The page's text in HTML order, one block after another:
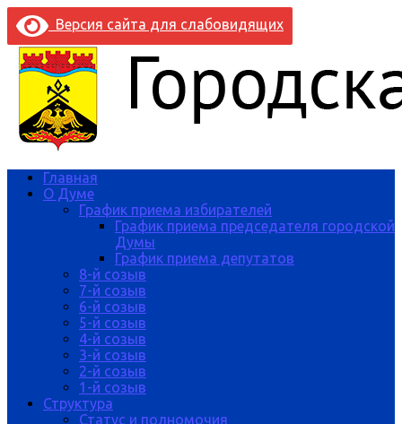
Версия сайта для слабовидящих
Главная
О Думе
График приема избирателей
График приема председателя городской
Думы
График приема депутатов
8-й созыв
7-й созыв
6-й созыв
5-й созыв
4-й созыв
3-й созыв
2-й созыв
1-й созыв
Структура
Статус и полномочия